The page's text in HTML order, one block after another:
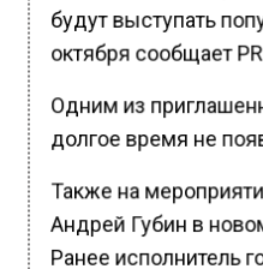
будут выступать
октября сообщает
Одним из
долгое время не
Также на
Андрей Губин в
Ранее исполнитель